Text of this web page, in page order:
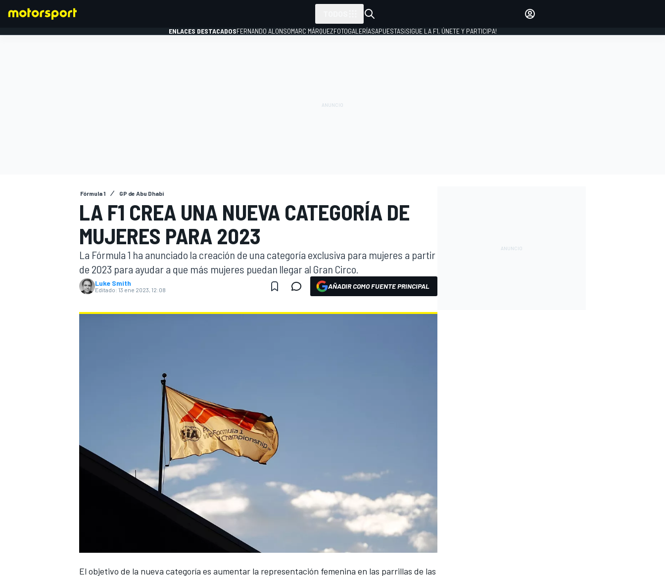
FÓRMULA E
ENLACES DESTACADOSFERNANDO ALONSOMARC MÁRQUEZFOTOGALERÍASAPUESTAS¡SIGUE LA F1, ÚNETE Y PARTICIPA!
Fórmula 1 GP de Abu Dhabi
LA F1 CREA UNA NUEVA CATEGORÍA DE
MUJERES PARA 2023
La Fórmula 1 ha anunciado la creación de una categoría exclusiva para mujeres a partir
de 2023 para ayudar a que más mujeres puedan llegar al Gran Circo.
Luke Smith
Editado: 13 ene 2023, 12:08 AÑADIR COMO FUENTE PRINCIPAL
El objetivo de la nueva categoría es aumentar la representación femenina en las parrillas de las